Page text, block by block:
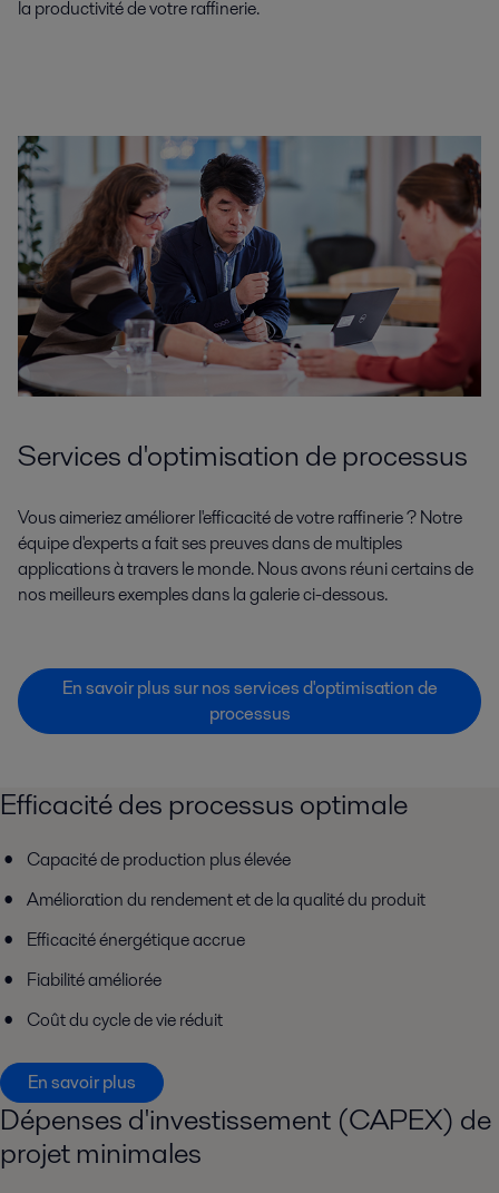
la productivité de votre raffinerie.
Services d'optimisation de processus
Vous aimeriez améliorer l'efficacité de votre raffinerie ? Notre
équipe d'experts a fait ses preuves dans de multiples
applications à travers le monde. Nous avons réuni certains de
nos meilleurs exemples dans la galerie ci-dessous.
En savoir plus sur nos services d'optimisation de
processus
Efficacité des processus optimale
Capacité de production plus élevée
Amélioration du rendement et de la qualité du produit
Efficacité énergétique accrue
Fiabilité améliorée
Coût du cycle de vie réduit
En savoir plus
Dépenses d'investissement (CAPEX) de
projet minimales